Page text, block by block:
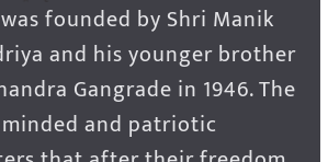
founded by Shri Manik
and his younger brother
Gangrade in 1946. The
and patriotic